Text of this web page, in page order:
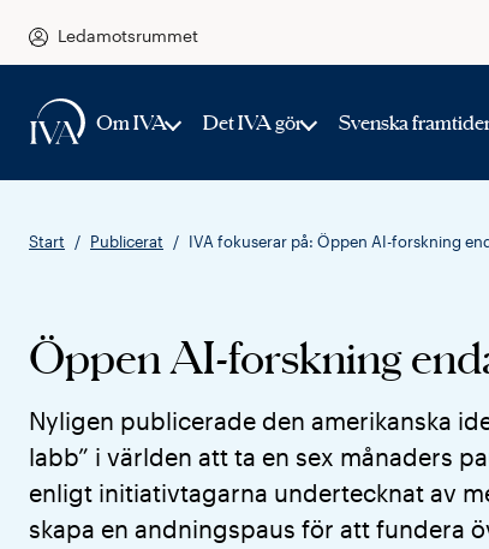
Ledamotsrummet
Om IVA Det IVA gör Svenska
Start Publicerat IVA fokuserar på: Öppen AI-forskning
Öppen AI-forskning
Nyligen publicerade den amerikanska
labb” i världen att ta en sex månaders
enligt initiativtagarna undertecknat av
skapa en andningspaus för att fundera